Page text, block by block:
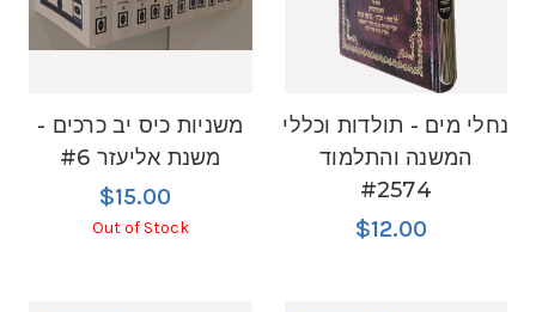
משניות כיס יב כרכים -
משנת אליעזר #6
$15.00
Out of Stock
נחלי מים - תולדות וכללי
המשנה והתלמוד
#2574
$12.00